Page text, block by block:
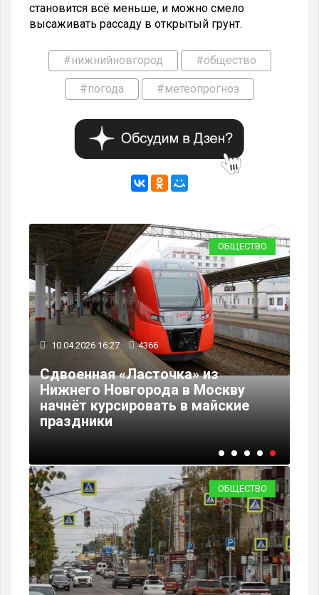
становится всё меньше, и можно смело
высаживать рассаду в открытый грунт.
#нижнийновгород #общество
#погода #метеопрогноз
ОБЩЕСТВО
10.04.2026 16:27 4366
Сдвоенная «Ласточка» из
Нижнего Новгорода в Москву
начнёт курсировать в майские
праздники
ОБЩЕСТВО